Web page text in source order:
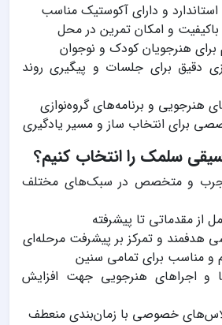
و دارای آکوستیک مناسب
و امکان تمرین در محل
هنرجویان کودک و نوجوان
دقیق برای جلسات و پیگیری روند
هنرجویی و برنامه‌های گروه‌نوازی
برای انتخاب ساز و مسیر یادگیری
سلمک را انتخاب کنیم؟
و متخصص در سبک‌های مختلف
از مقدماتی تا پیشرفته
هدفمند و تمرکز بر پیشرفت مرحله‌ای
و مناسب برای تمامی سنین
و اجراهای هنرجویی جهت افزایش
خصوصی با زمان‌بندی منعطف